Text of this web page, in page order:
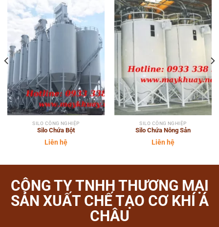
SILO CÔNG NGHIỆP
Silo Chứa Bột
Liên hệ
SILO CÔNG NGHIỆP
Silo Chứa Nông Sản
Liên hệ
CÔNG TY TNHH THƯƠNG MẠI
SẢN XUẤT CHẾ TẠO CƠ KHÍ Á
CHÂU